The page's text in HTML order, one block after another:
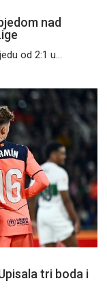
nad
od 2:1 u...
tri boda i